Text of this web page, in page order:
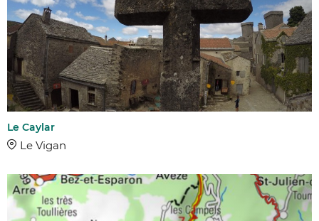
Le Caylar
Le Vigan